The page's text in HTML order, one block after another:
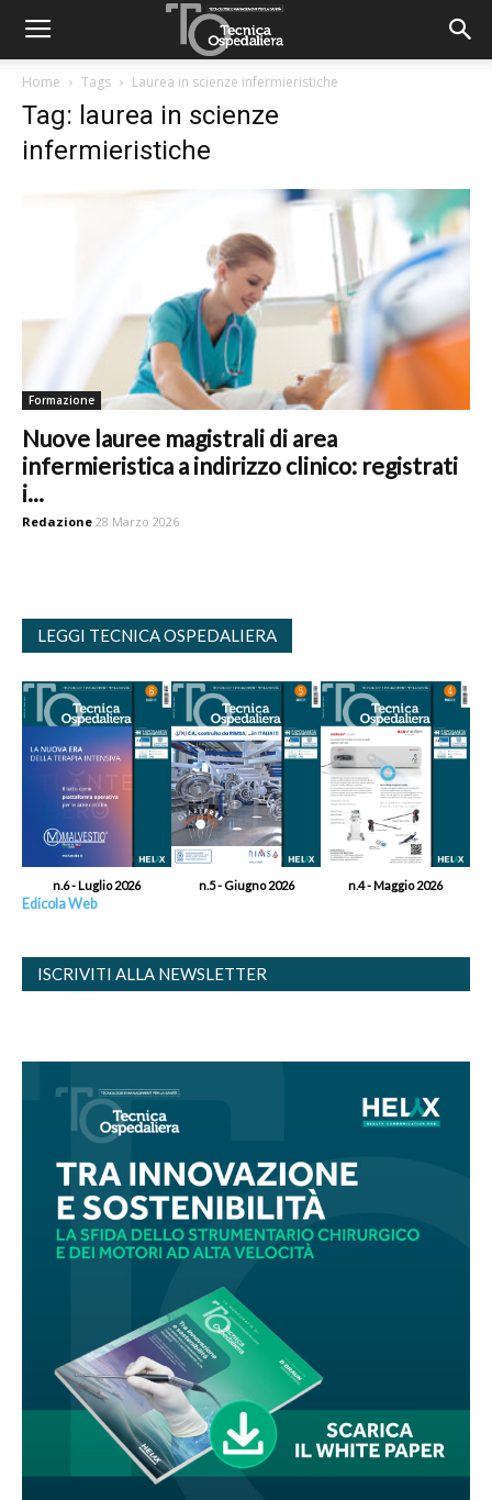
Home Tags Laurea in scienze infermieristiche
Tag: laurea in scienze
infermieristiche
Formazione
Nuove lauree magistrali di area
infermieristica a indirizzo clinico: registrati
i...
Redazione 28 Marzo 2026
LEGGI TECNICA OSPEDALIERA
n.6 - Luglio 2026 n.5 - Giugno 2026 n.4 - Maggio 2026
Edicola Web
ISCRIVITI ALLA NEWSLETTER